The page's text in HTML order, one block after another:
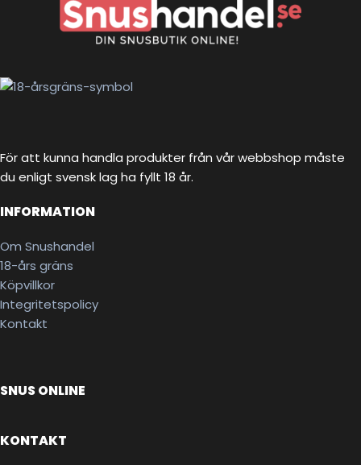
För att kunna handla produkter från vår webbshop måste
du enligt svensk lag ha fyllt 18 år.
INFORMATION
Om Snushandel
18-års gräns
Köpvillkor
Integritetspolicy
Kontakt
SNUS ONLINE
KONTAKT